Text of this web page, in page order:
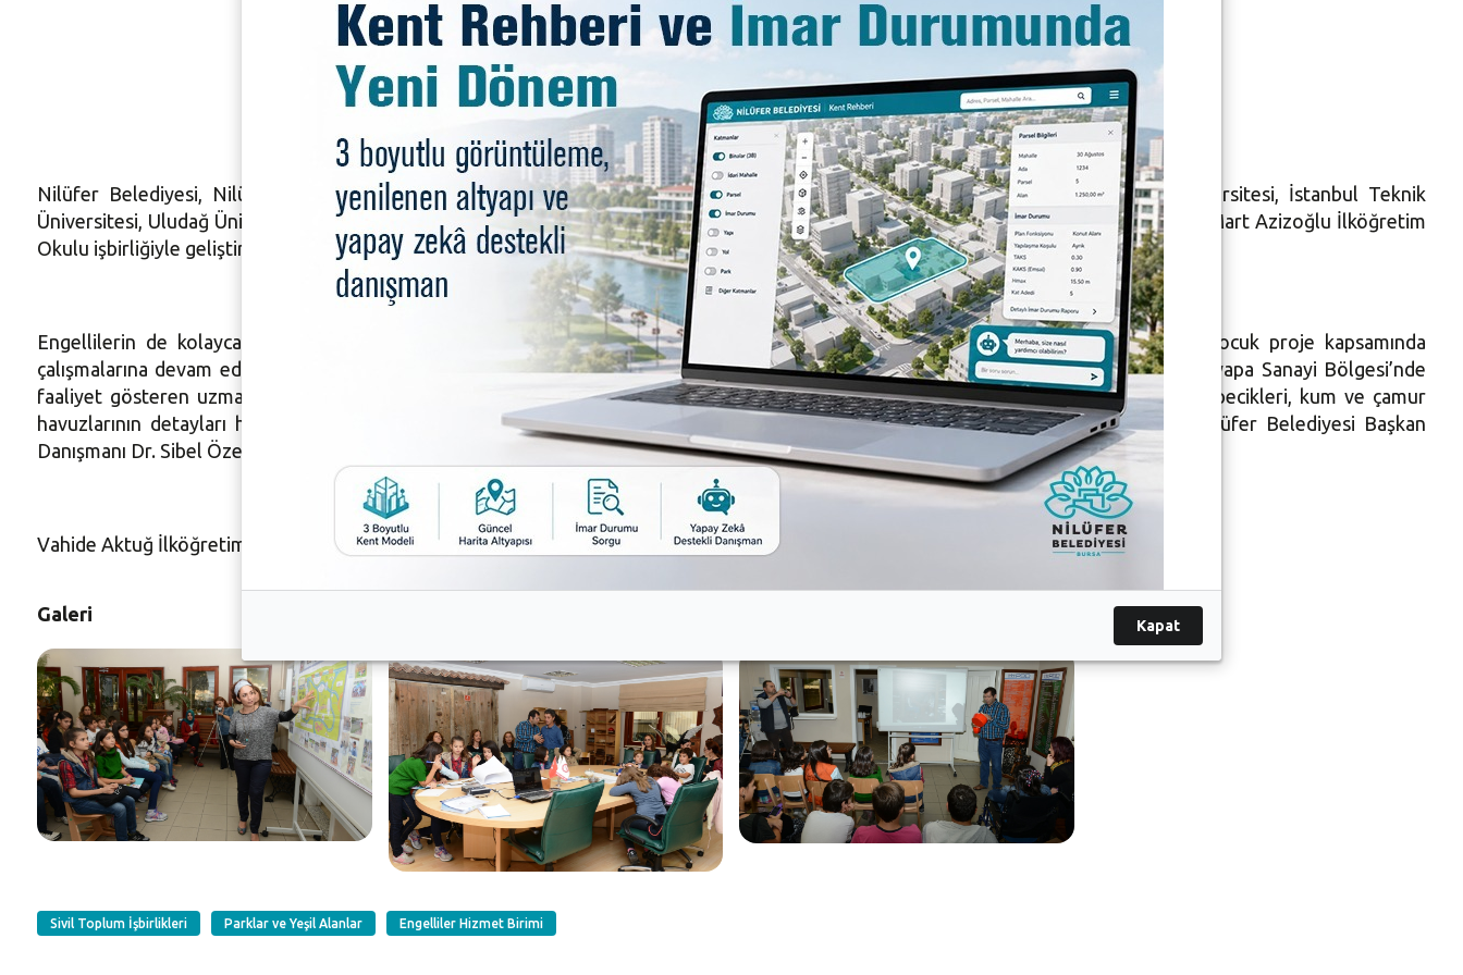
Oyun Engel Tanımaz projesi şekilleniyor
Nilüfer Belediyesi, Nilüfer Kent Konseyi, Nilüfer İlçe Milli Eğitim Müdürlüğü, Bursa Orhan Gazi Üniversitesi, Bursa Teknik Üniversitesi, İstanbul Teknik
Üniversitesi, Uludağ Üniversitesi TMMOB Mimarlar Odası Bursa Şubesi, TMMOB Peyzaj Mimarları Odası Bursa İl Temsilciliği ve ÇEK 3 Mart Azizoğlu İlköğretim
Okulu işbirliğiyle geliştirilen Oyun Engel Tanımaz projesinde kendi oyun alanlarını tasarlayan çocuklar projeye son şeklini veriyor.
Engellilerin de kolayca oynayabilecekleri parkların oluşturulmasında Nilüfer Çocuk Meclisi üyesi olan altısı engelli toplamda 32 çocuk proje kapsamında
çalışmalarına devam ediyor. Parkın peyzaj düzenlemesi ve oyun grubu imalatlarını son olarak gözden geçiren çocuklar bu konuda Kayapa Sanayi Bölgesi’nde
faaliyet gösteren uzman bir firmadan bilgi aldı. Park içerisinde yer alacak olan satranç alanı, hareketli ve sabit oyun grupları, çim tepecikleri, kum ve çamur
havuzlarının detayları hakkında görüş ve öneriler dile getirildi. Toplantıya Nilüfer Kent Konseyi ve firma yetkililerinin yanı sıra Nilüfer Belediyesi Başkan
Danışmanı Dr. Sibel Özer de katıldı.
Vahide Aktuğ İlköğretim okulunun karşısında yapılması planlanan parkın 2015 yılında hayata geçirilmesi planlanıyor.
Galeri
Sivil Toplum İşbirlikleri Parklar ve Yeşil Alanlar Engelliler Hizmet Birimi
Kapat